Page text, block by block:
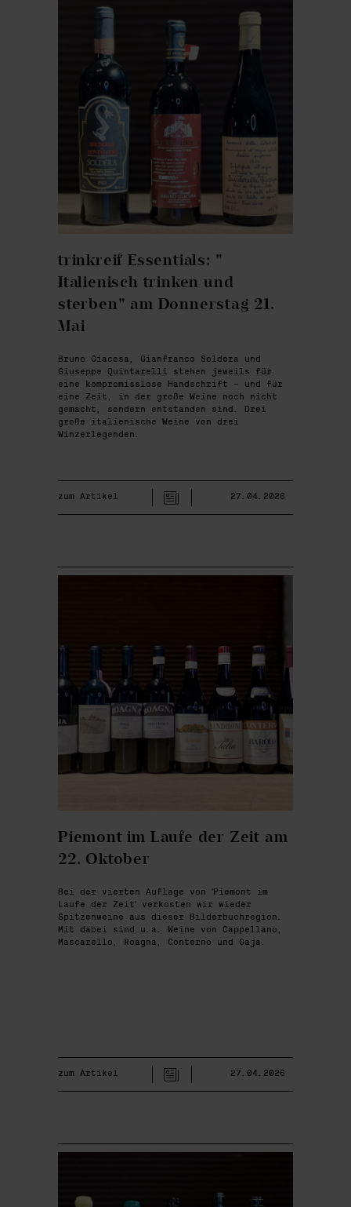
trinkreif Essentials: "
Italienisch trinken und
sterben" am Donnerstag 21.
Mai
Bruno Giacosa, Gianfranco Soldera und
Giuseppe Quintarelli stehen jeweils für
eine kompromisslose Handschrift – und für
eine Zeit, in der große Weine noch nicht
gemacht, sondern entstanden sind. Drei
große italienische Weine von drei
Winzerlegenden.
zum Artikel 27.04.2026
Piemont im Laufe der Zeit am
22. Oktober
Bei der vierten Auflage von 'Piemont im
Laufe der Zeit' verkosten wir wieder
Spitzenweine aus dieser Bilderbuchregion.
Mit dabei sind u.a. Weine von Cappellano,
Mascarello, Roagna, Conterno und Gaja.
zum Artikel 27.04.2026